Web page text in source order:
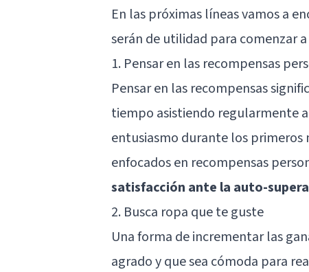
En las próximas líneas vamos a
serán de utilidad para comenzar
1. Pensar en las recompensas
Pensar en las recompensas
tiempo asistiendo regularmente
entusiasmo durante los primeros
enfocados en recompensas
satisfacción ante la auto-
2. Busca ropa que te guste
Una forma de incrementar las
agrado y que sea cómoda para